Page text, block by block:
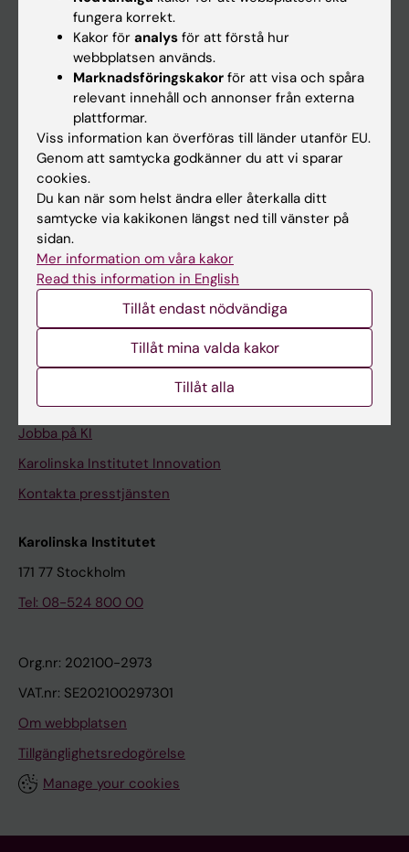
Canvas
Studentmejlen
Kurs- och programwebbar
Student på KI
Medarbetare
Medarbetarportalen
Kontakta och besök KI
Universitetsbiblioteket
Stöd forskning och utbildning
Jobba på KI
Karolinska Institutet Innovation
Kontakta presstjänsten
Karolinska Institutet
171 77 Stockholm
Tel: 08-524 800 00
Org.nr: 202100-2973
VAT.nr: SE202100297301
Om webbplatsen
Tillgänglighetsredogörelse
Manage your cookies
fungera korrekt.
Kakor för analys för att förstå hur
webbplatsen används.
Marknadsföringskakor för att visa och spåra
relevant innehåll och annonser från externa
plattformar.
Viss information kan överföras till länder utanför EU.
Genom att samtycka godkänner du att vi sparar
cookies.
Du kan när som helst ändra eller återkalla ditt
samtycke via kakikonen längst ned till vänster på
sidan.
Mer information om våra kakor
Read this information in English
Tillåt endast nödvändiga
Tillåt mina valda kakor
Tillåt alla